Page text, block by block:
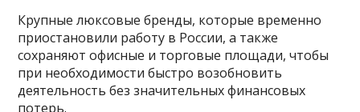
Крупные люксовые бренды, которые временно
приостановили работу в России, а также
сохраняют офисные и торговые площади, чтобы
при необходимости быстро возобновить
деятельность без значительных финансовых
потерь.